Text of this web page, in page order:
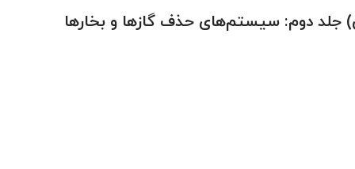
جلد دوم: سیستم‌های حذف گازها و بخارها